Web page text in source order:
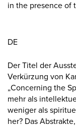
in the presence of
DE
Der Titel der
Verkürzung von
„Concerning the
mehr als
weniger als
her? Das